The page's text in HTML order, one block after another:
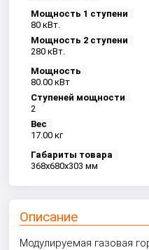
Мощность 1 ступени
80 кВт.
Мощность 2 ступени
280 кВт.
Мощность
80.00 кВт
Ступеней мощности
2
Вес
17.00 кг
Габариты товара
368x680x303 мм
Описание
Модулируемая газовая